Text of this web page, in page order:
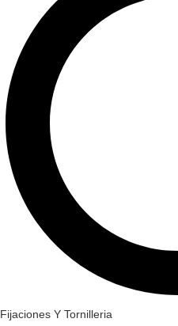
Fijaciones Y Tornilleria